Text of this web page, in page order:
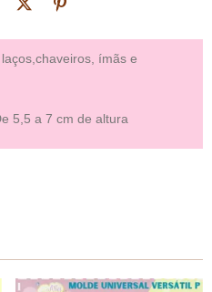
ímãs e
5,5 a 7 cm de altura